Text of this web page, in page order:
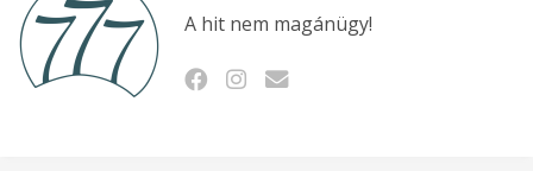
A hit nem magánügy!